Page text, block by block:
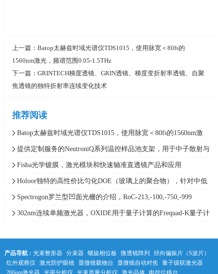
上一篇： Batop太赫兹时域光谱仪TDS1015，使用脉宽＜80fs的
1560nm激光，频谱范围0.05-1.5THz
下一篇： GRINTECH梯度透镜、GRIN透镜、梯度变折射率透镜、自聚
焦透镜的独特折射率连续变化技术
推荐阅读
Batop太赫兹时域光谱仪TDS1015，使用脉宽＜80fs的1560nm激
光，频谱范围0.05-1.5THz
提供定制服务的NeutroniQ系列温控样品池支架，用于中子散射与
X射线散射实验，Quantum Northwest
Fisba光学镀膜，激光模块和快速轴准直透镜产品和应用
Holoor独特的高性价比匀化DOE（玻璃上的聚合物），针对中低
功率范围应用最精确的光束整形解决方案
Spectrogon罗兰型凹面光栅的介绍，RoC-213,-100,-750,-999
302nm连续单频激光器，OXIDE用于量子计算的Frequad-K量子计
产品导航 : 光束整形器 分束器 螺旋相位板 微透镜阵列
径向偏振片（S波片）
红外观察仪
激光防护眼镜 显微镜载物台 显微镜自动对焦 量子级联激光器
266nm激光器 光斑分析仪 光束质量分析仪 激光晶体 电控位移台